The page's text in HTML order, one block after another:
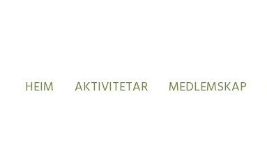
HEIM AKTIVITETAR MEDLEMSKAP